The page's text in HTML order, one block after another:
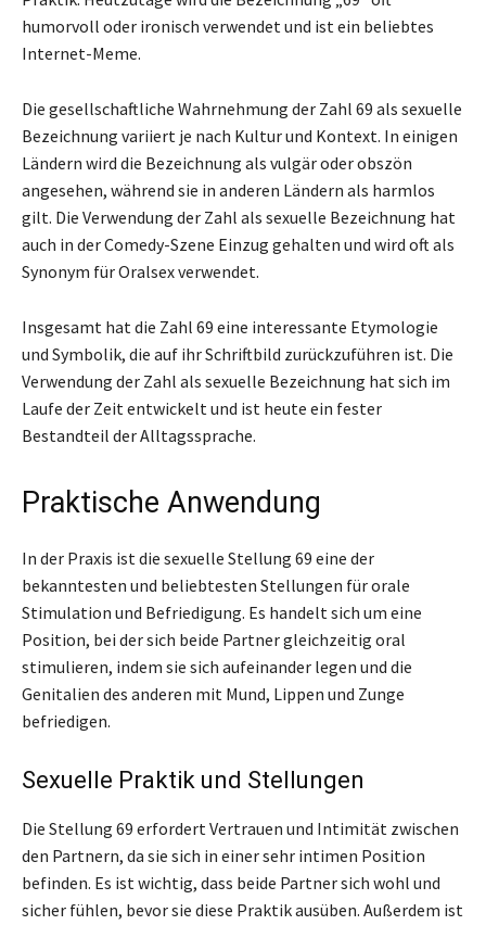
humorvoll oder ironisch verwendet und ist ein beliebtes
Internet-Meme.
Die gesellschaftliche Wahrnehmung der Zahl 69 als sexuelle
Bezeichnung variiert je nach Kultur und Kontext. In einigen
Ländern wird die Bezeichnung als vulgär oder obszön
angesehen, während sie in anderen Ländern als harmlos
gilt. Die Verwendung der Zahl als sexuelle Bezeichnung hat
auch in der Comedy-Szene Einzug gehalten und wird oft als
Synonym für Oralsex verwendet.
Insgesamt hat die Zahl 69 eine interessante Etymologie
und Symbolik, die auf ihr Schriftbild zurückzuführen ist. Die
Verwendung der Zahl als sexuelle Bezeichnung hat sich im
Laufe der Zeit entwickelt und ist heute ein fester
Bestandteil der Alltagssprache.
Praktische Anwendung
In der Praxis ist die sexuelle Stellung 69 eine der
bekanntesten und beliebtesten Stellungen für orale
Stimulation und Befriedigung. Es handelt sich um eine
Position, bei der sich beide Partner gleichzeitig oral
stimulieren, indem sie sich aufeinander legen und die
Genitalien des anderen mit Mund, Lippen und Zunge
befriedigen.
Sexuelle Praktik und Stellungen
Die Stellung 69 erfordert Vertrauen und Intimität zwischen
den Partnern, da sie sich in einer sehr intimen Position
befinden. Es ist wichtig, dass beide Partner sich wohl und
sicher fühlen, bevor sie diese Praktik ausüben. Außerdem ist